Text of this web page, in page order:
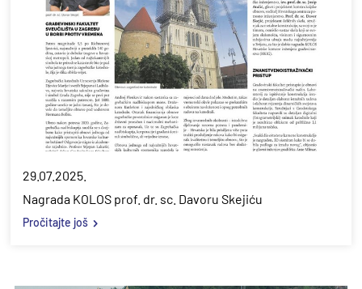
29.07.2025.
Nagrada KOLOS prof. dr. sc. Davoru Skejiću
Pročitajte još